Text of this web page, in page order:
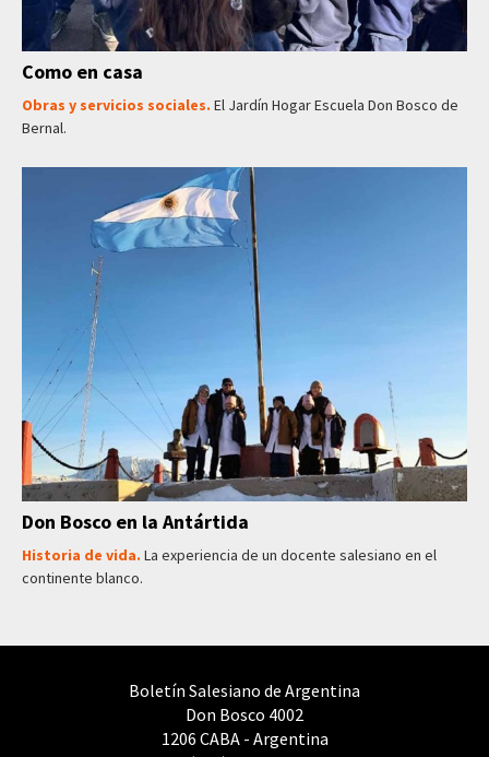
Como en casa
Obras y servicios sociales. El Jardín Hogar Escuela Don Bosco de
Bernal.
Don Bosco en la Antártida
Historia de vida. La experiencia de un docente salesiano en el
continente blanco.
Boletín Salesiano de Argentina
Don Bosco 4002
1206 CABA - Argentina